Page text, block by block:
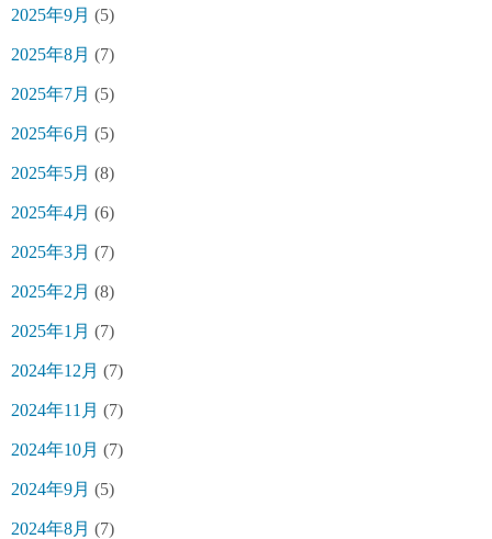
2025年9月 (5)
2025年8月 (7)
2025年7月 (5)
2025年6月 (5)
2025年5月 (8)
2025年4月 (6)
2025年3月 (7)
2025年2月 (8)
2025年1月 (7)
2024年12月 (7)
2024年11月 (7)
2024年10月 (7)
2024年9月 (5)
2024年8月 (7)